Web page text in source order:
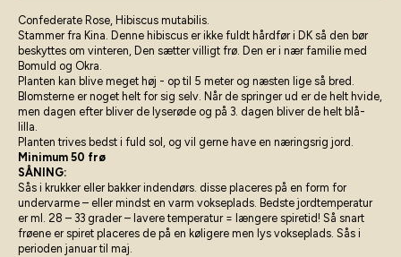
Confederate Rose, Hibiscus mutabilis.
Stammer fra Kina. Denne hibiscus er ikke fuldt hårdfør i DK så den bør
beskyttes om vinteren, Den sætter villigt frø. Den er i nær familie med
Bomuld og Okra.
Planten kan blive meget høj - op til 5 meter og næsten lige så bred.
Blomsterne er noget helt for sig selv. Når de springer ud er de helt hvide,
men dagen efter bliver de lyserøde og på 3. dagen bliver de helt blå-
lilla.
Planten trives bedst i fuld sol, og vil gerne have en næringsrig jord.
Minimum 50 frø
SÅNING:
Sås i krukker eller bakker indendørs. disse placeres på en form for
undervarme – eller mindst en varm vokseplads. Bedste jordtemperatur
er ml. 28 – 33 grader – lavere temperatur = længere spiretid! Så snart
frøene er spiret placeres de på en køligere men lys vokseplads. Sås i
perioden januar til maj.